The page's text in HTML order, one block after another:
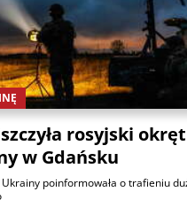
rosyjski okręt
w Gdańsku
poinformowała o trafieniu